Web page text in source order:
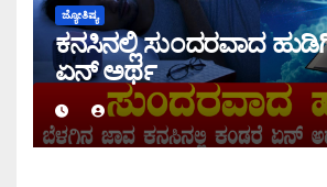
ಜ್ಯೋತಿಷ್ಯ
ಕನಸಿನಲ್ಲಿ ಸುಂದರವಾದ
ಏನ್ ಅರ್ಥ